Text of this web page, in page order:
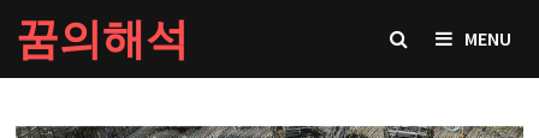
Skip
to
content
꿈의해석 MENU